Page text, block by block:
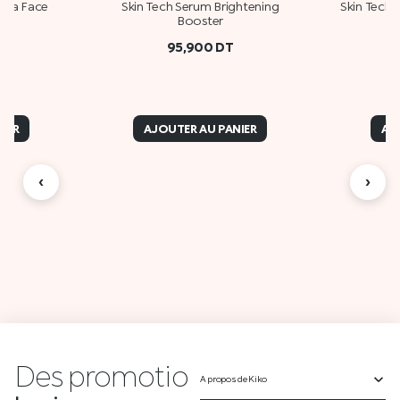
Face
Skin Tech Serum Brightening
Booster
95,900 DT
AJOUTER AU PANIER
Skin Tech
‹ ›
promotion AIDE